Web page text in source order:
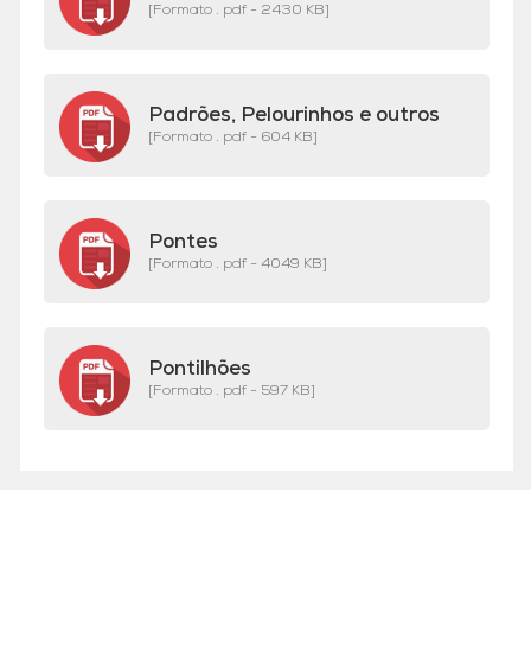
[Formato . pdf - 2430 KB]
Padrões, Pelourinhos e outros
[Formato . pdf - 604 KB]
Pontes
[Formato . pdf - 4049 KB]
Pontilhões
[Formato . pdf - 597 KB]